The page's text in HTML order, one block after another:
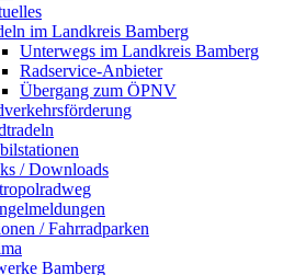
im Landkreis Bamberg
Unterwegs im Landkreis Bamberg
Radservice-Anbieter
Übergang zum ÖPNV
/ Downloads
/ Fahrradparken
Bamberg